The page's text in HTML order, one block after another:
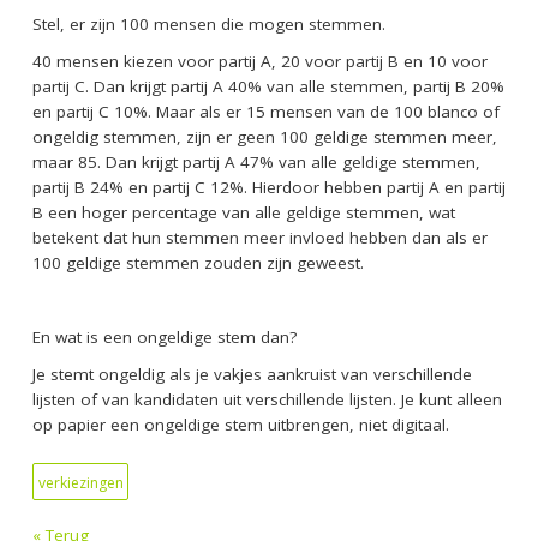
Stel, er zijn 100 mensen die mogen stemmen.
40 mensen kiezen voor partij A, 20 voor partij B en 10 voor
partij C. Dan krijgt partij A 40% van alle stemmen, partij B 20%
en partij C 10%. Maar als er 15 mensen van de 100 blanco of
ongeldig stemmen, zijn er geen 100 geldige stemmen meer,
maar 85. Dan krijgt partij A 47% van alle geldige stemmen,
partij B 24% en partij C 12%. Hierdoor hebben partij A en partij
B een hoger percentage van alle geldige stemmen, wat
betekent dat hun stemmen meer invloed hebben dan als er
100 geldige stemmen zouden zijn geweest.
En wat is een ongeldige stem dan?
Je stemt ongeldig als je vakjes aankruist van verschillende
lijsten of van kandidaten uit verschillende lijsten. Je kunt alleen
op papier een ongeldige stem uitbrengen, niet digitaal.
verkiezingen
« Terug